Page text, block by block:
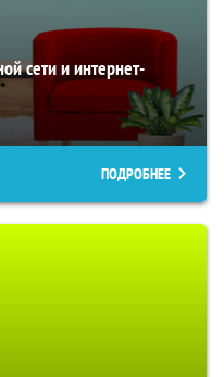
сети и интернет-
ПОДРОБНЕЕ